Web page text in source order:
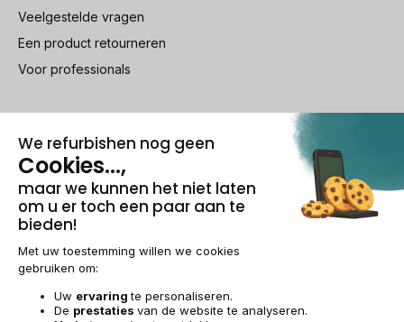
Veelgestelde vragen
Een product retourneren
Voor professionals
100% beveiligde betaling
Wettelijke vermeldingen & AGBeheer van cookies
Algemene verkoopvoorwaarden
Toegankelijkheid